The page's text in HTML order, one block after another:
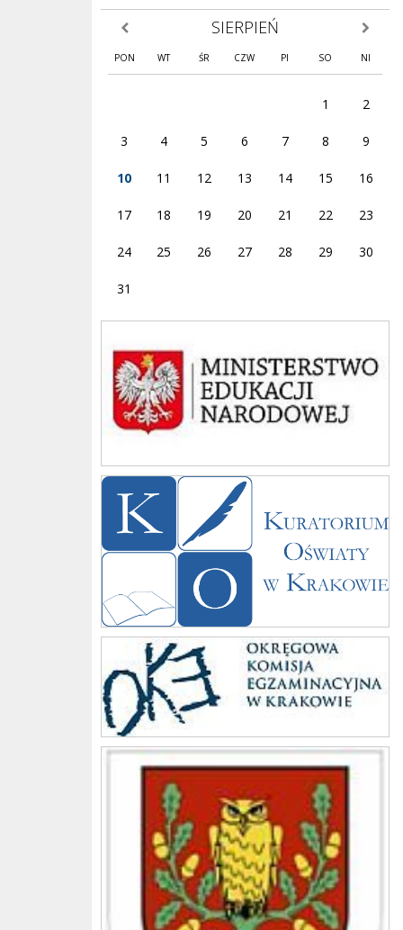
poprzedni miesiąc SIERPIEŃ
PON WT ŚR CZW PI SO NI
1 2
3 4 5 6 7 8 9
10 11 12 13 14 15 16
17 18 19 20 21 22 23
24 25 26 27 28 29 30
31
Ministerstwo
Kuratorium
Komisja
Gmina